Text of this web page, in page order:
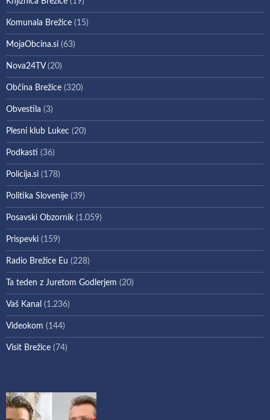
Komunala Brežice (15)
MojaObcina.si (63)
Nova24TV(20)
Občina Brežice (320)
Obvestila (3)
Plesni klub Lukec (20)
Podkasti (36)
Policija.si (178)
Politika Slovenije (39)
Posavski Obzornik (1.059)
Prispevki (159)
Radio Brežice Eu (228)
Ta teden z Juretom Godlerjem (20)
Vaš Kanal (1.236)
Videokom (144)
Visit Brežice (74)